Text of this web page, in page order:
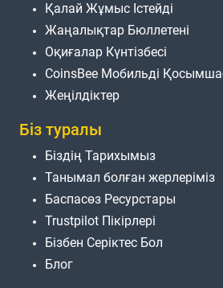
Қалай Жұмыс Істейді
Жаңалықтар Бюллетені
Оқиғалар Күнтізбесі
CoinsBee Мобильді
Жеңілдіктер
Біз туралы
Біздің Тарихымыз
Танымал болған жерлеріміз
Баспасөз Ресурстары
Trustpilot Пікірлері
Бізбен Серіктес Бол
Блог